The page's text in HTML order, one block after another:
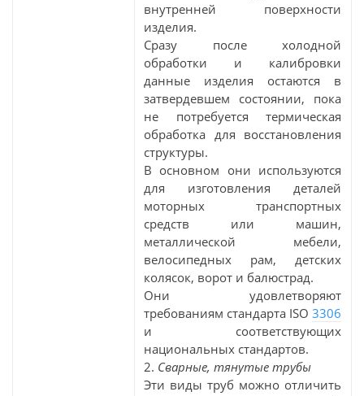
внутренней поверхности
изделия.
Сразу после холодной
обработки и калибровки
данные изделия остаются в
затвердевшем состоянии, пока
не потребуется термическая
обработка для восстановления
структуры.
В основном они используются
для изготовления деталей
моторных транспортных
средств или машин,
металлической мебели,
велосипедных рам, детских
колясок, ворот и балюстрад.
Они удовлетворяют
требованиям стандарта ISO 3306
и соответствующих
национальных стандартов.
2. Сварные, тянутые трубы
Эти виды труб можно отличить